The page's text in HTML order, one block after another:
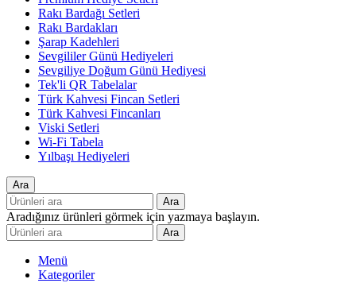
Rakı Bardağı Setleri
Rakı Bardakları
Şarap Kadehleri
Sevgililer Günü Hediyeleri
Sevgiliye Doğum Günü Hediyesi
Tek'li QR Tabelalar
Türk Kahvesi Fincan Setleri
Türk Kahvesi Fincanları
Viski Setleri
Wi-Fi Tabela
Yılbaşı Hediyeleri
Ara
Ara
Aradığınız ürünleri görmek için yazmaya başlayın.
Ara
Menü
Kategoriler